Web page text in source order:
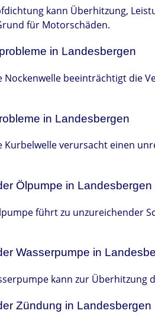
kann Überhitzung,
für Motorschäden.
in Landesbergen
Nockenwelle beeinträchtigt die
in Landesbergen
Kurbelwelle verursacht einen
Ölpumpe in Landesbergen
führt zu unzureichender
Wasserpumpe in
kann zur
Zündung in Landesbergen